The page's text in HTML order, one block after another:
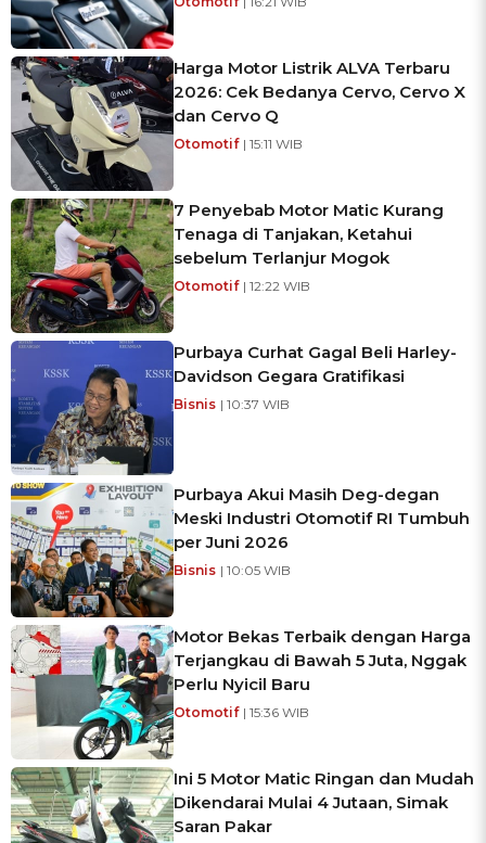
Harga Motor Listrik ALVA Terbaru
2026: Cek Bedanya Cervo, Cervo X
dan Cervo Q
Otomotif | 15:11 WIB
7 Penyebab Motor Matic Kurang
Tenaga di Tanjakan, Ketahui
sebelum Terlanjur Mogok
Otomotif | 12:22 WIB
Purbaya Curhat Gagal Beli Harley-
Davidson Gegara Gratifikasi
Bisnis | 10:37 WIB
Purbaya Akui Masih Deg-degan
Meski Industri Otomotif RI Tumbuh
per Juni 2026
Bisnis | 10:05 WIB
Motor Bekas Terbaik dengan Harga
Terjangkau di Bawah 5 Juta, Nggak
Perlu Nyicil Baru
Otomotif | 15:36 WIB
Ini 5 Motor Matic Ringan dan Mudah
Dikendarai Mulai 4 Jutaan, Simak
Saran Pakar